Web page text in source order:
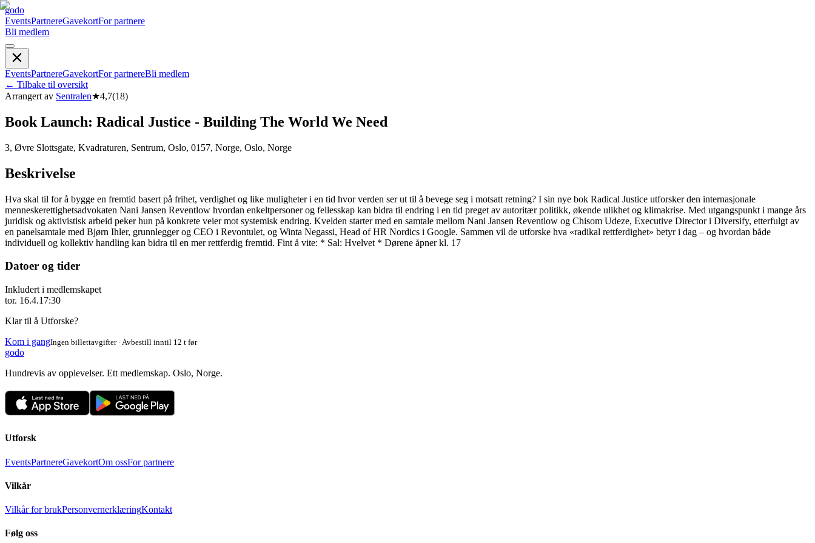
godo
EventsPartnereGavekortFor partnere
Bli medlem
EventsPartnereGavekortFor partnereBli medlem
← Tilbake til oversikt
Arrangert av Sentralen★4,7(18)
Book Launch: Radical Justice - Building The World We Need
3, Øvre Slottsgate, Kvadraturen, Sentrum, Oslo, 0157, Norge, Oslo, Norge
Beskrivelse
Hva skal til for å bygge en fremtid basert på frihet, verdighet og like muligheter i en tid hvor verden ser ut til å bevege seg i motsatt retning? I sin nye bok Radical Justice utforsker den internasjonale
menneskerettighetsadvokaten Nani Jansen Reventlow hvordan enkeltpersoner og fellesskap kan bidra til endring i en tid preget av autoritær politikk, økende ulikhet og klimakrise. Med utgangspunkt i mange års
juridisk og aktivistisk arbeid peker hun på konkrete veier mot systemisk endring. Kvelden starter med en samtale mellom Nani Jansen Reventlow og Chisom Udeze, Executive Director i Diversify, etterfulgt av
en panelsamtale med Bjørn Ihler, grunnlegger og CEO i Revontulet, og Winta Negassi, Head of HR Nordics i Google. Sammen vil de utforske hva «radikal rettferdighet» betyr i dag – og hvordan både
individuell og kollektiv handling kan bidra til en mer rettferdig fremtid. Fint å vite: * Sal: Hvelvet * Dørene åpner kl. 17
Datoer og tider
Inkludert i medlemskapet
tor. 16.4.17:30
Klar til å Utforske?
Kom i gangIngen billettavgifter · Avbestill inntil 12 t før
godo
Hundrevis av opplevelser. Ett medlemskap. Oslo, Norge.
Utforsk
EventsPartnereGavekortOm ossFor partnere
Vilkår
Vilkår for brukPersonvernerklæringKontakt
Følg oss